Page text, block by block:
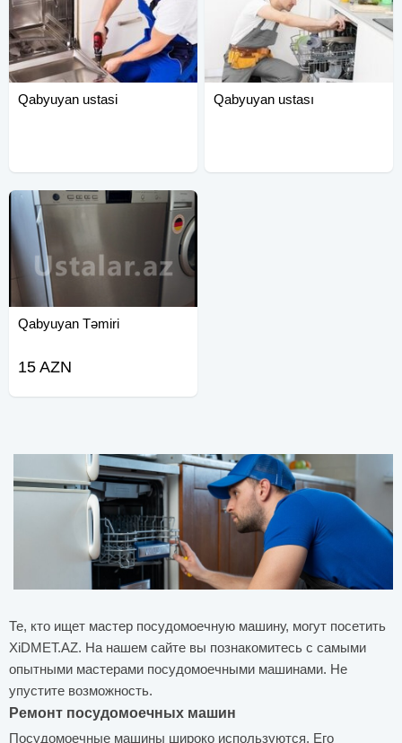
Qabyuyan ustasi Qabyuyan ustası
Qabyuyan Təmiri
15 AZN
Те, кто ищет мастер посудомоечную машину, могут посетить
XiDMET.AZ. На нашем сайте вы познакомитесь с самыми
опытными мастерами посудомоечными машинами. Не
упустите возможность.
Ремонт посудомоечных машин
Посудомоечные машины широко используются. Его